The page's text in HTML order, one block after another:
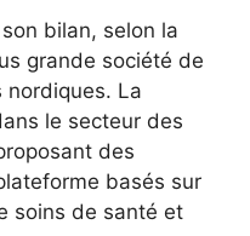
bilan, selon la
grande société de
nordiques. La
le secteur des
des
basés sur
soins de santé et